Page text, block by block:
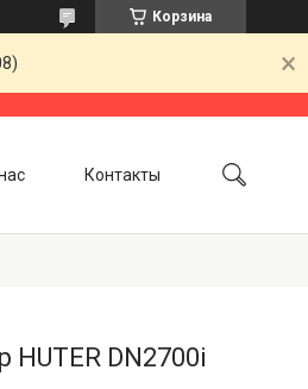
Корзина
Контакты
DN2700i